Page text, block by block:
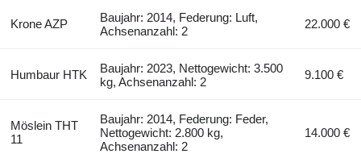
Krone AZP
Baujahr: 2014, Federung: Luft,
Achsenanzahl: 2
22.000 €
Humbaur HTK
Baujahr: 2023, Nettogewicht: 3.500
kg, Achsenanzahl: 2
9.100 €
Möslein THT
11
Baujahr: 2014, Federung: Feder,
Nettogewicht: 2.800 kg,
Achsenanzahl: 2
14.000 €